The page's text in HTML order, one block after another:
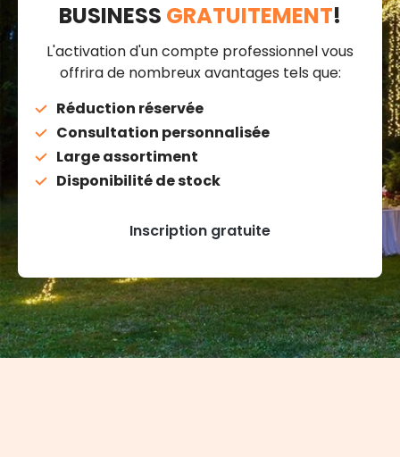
BUSINESS GRATUITEMENT!
L'activation d'un compte professionnel vous
offrira de nombreux avantages tels que:
Réduction réservée
Consultation personnalisée
Large assortiment
Disponibilité de stock
Inscription gratuite